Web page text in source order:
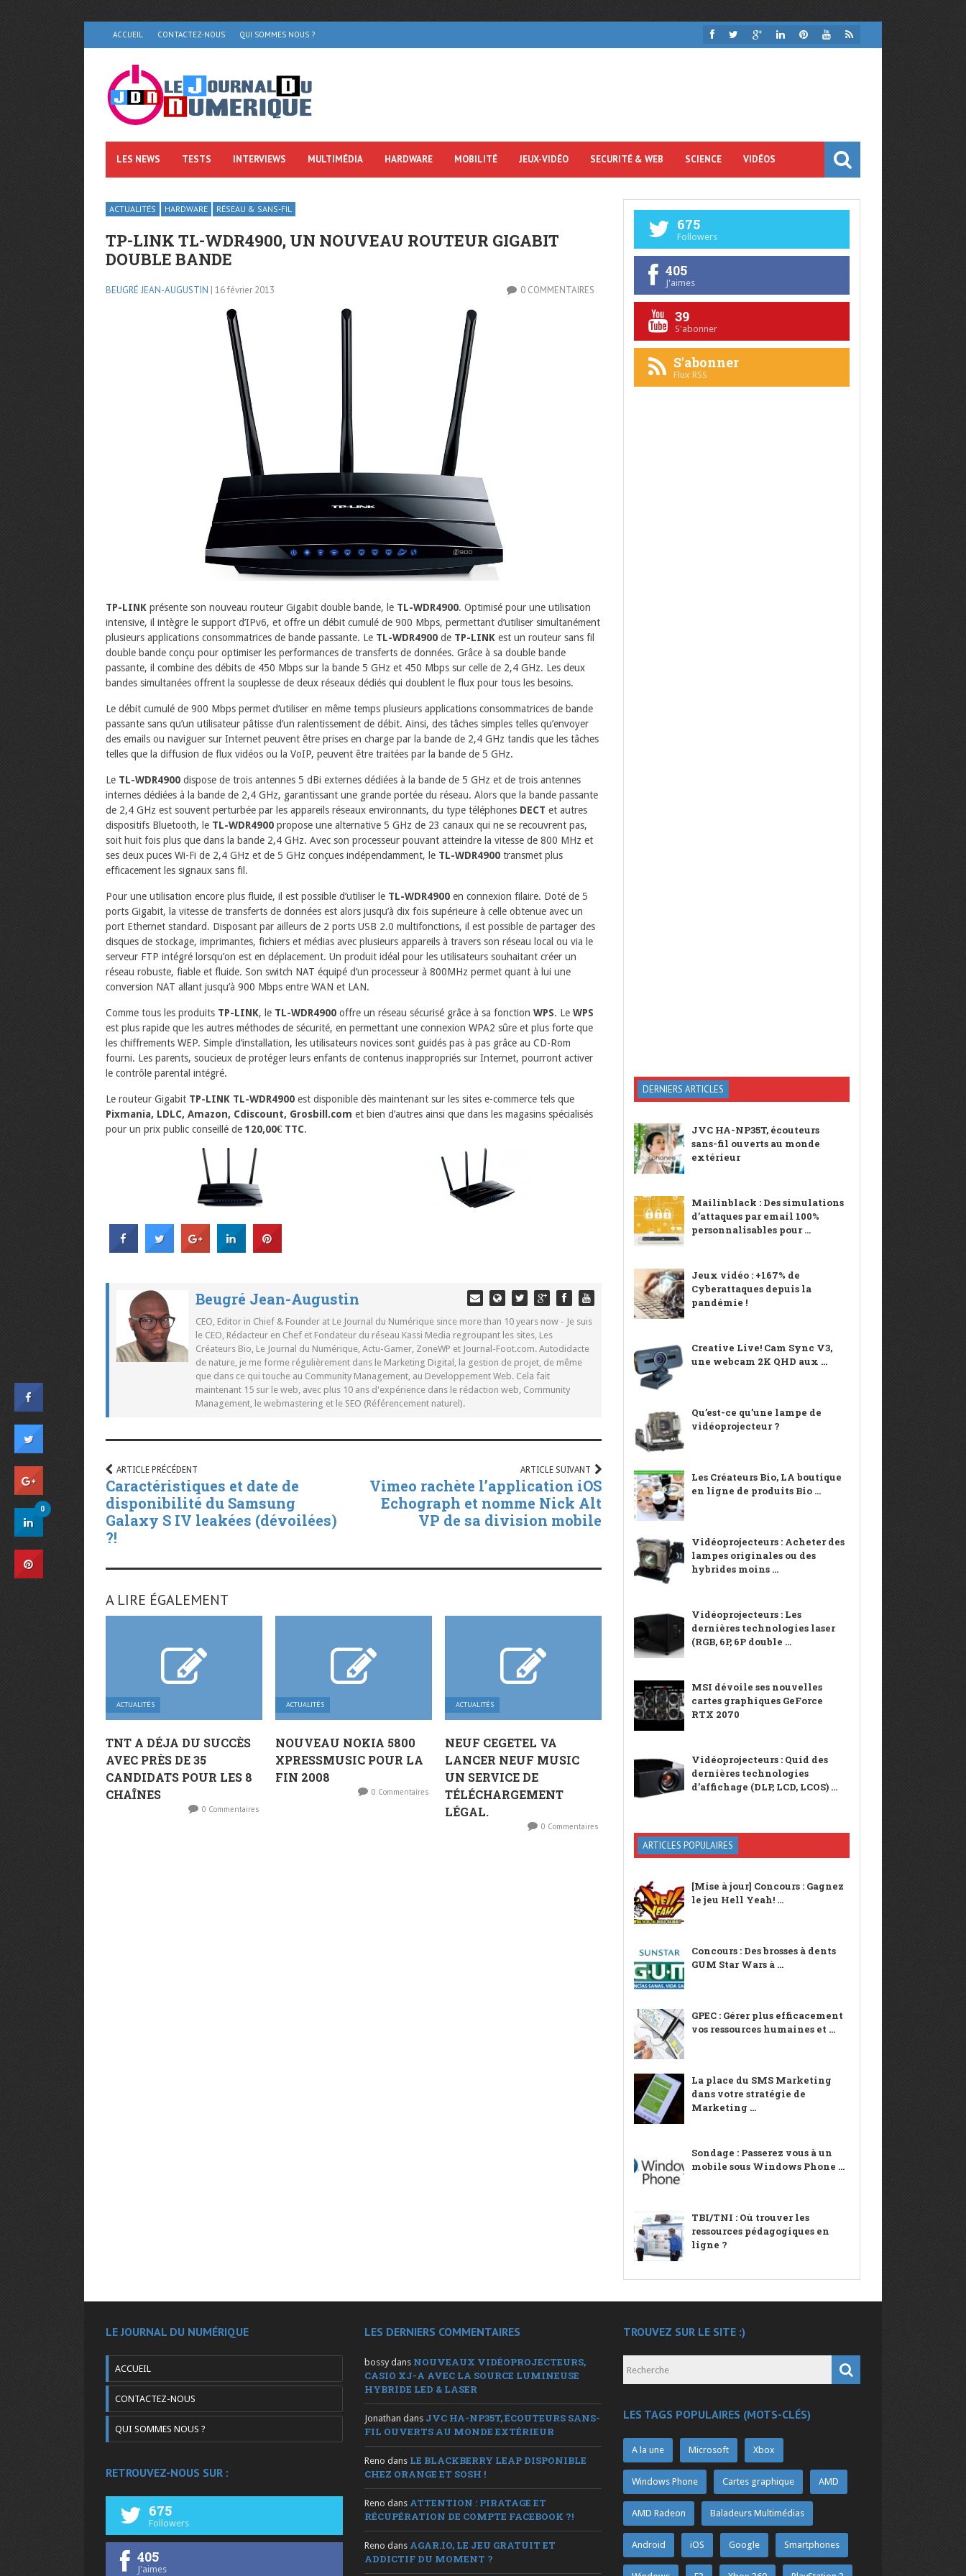
ACCUEIL CONTACTEZ-NOUS QUI SOMMES NOUS ?
LES NEWS TESTS INTERVIEWS MULTIMÉDIA HARDWARE MOBILITÉ JEUX-VIDÉO SECURITÉ & WEB SCIENCE VIDÉOS
ACTUALITÉS HARDWARE RÉSEAU & SANS-FIL
TP-LINK TL-WDR4900, UN NOUVEAU ROUTEUR GIGABIT
DOUBLE BANDE
BEUGRÉ JEAN-AUGUSTIN | 16 février 2013 0 COMMENTAIRES
TP-LINK présente son nouveau routeur Gigabit double bande, le TL-WDR4900. Optimisé pour une utilisation
intensive, il intègre le support d’IPv6, et offre un débit cumulé de 900 Mbps, permettant d’utiliser simultanément
plusieurs applications consommatrices de bande passante. Le TL-WDR4900 de TP-LINK est un routeur sans fil
double bande conçu pour optimiser les performances de transferts de données. Grâce à sa double bande
passante, il combine des débits de 450 Mbps sur la bande 5 GHz et 450 Mbps sur celle de 2,4 GHz. Les deux
bandes simultanées offrent la souplesse de deux réseaux dédiés qui doublent le flux pour tous les besoins.
Le débit cumulé de 900 Mbps permet d’utiliser en même temps plusieurs applications consommatrices de bande
passante sans qu’un utilisateur pâtisse d’un ralentissement de débit. Ainsi, des tâches simples telles qu’envoyer
des emails ou naviguer sur Internet peuvent être prises en charge par la bande de 2,4 GHz tandis que les tâches
telles que la diffusion de flux vidéos ou la VoIP, peuvent être traitées par la bande de 5 GHz.
Le TL-WDR4900 dispose de trois antennes 5 dBi externes dédiées à la bande de 5 GHz et de trois antennes
internes dédiées à la bande de 2,4 GHz, garantissant une grande portée du réseau. Alors que la bande passante
de 2,4 GHz est souvent perturbée par les appareils réseaux environnants, du type téléphones DECT et autres
dispositifs Bluetooth, le TL-WDR4900 propose une alternative 5 GHz de 23 canaux qui ne se recouvrent pas,
soit huit fois plus que dans la bande 2,4 GHz. Avec son processeur pouvant atteindre la vitesse de 800 MHz et
ses deux puces Wi-Fi de 2,4 GHz et de 5 GHz conçues indépendamment, le TL-WDR4900 transmet plus
efficacement les signaux sans fil.
Pour une utilisation encore plus fluide, il est possible d’utiliser le TL-WDR4900 en connexion filaire. Doté de 5
ports Gigabit, la vitesse de transferts de données est alors jusqu’à dix fois supérieure à celle obtenue avec un
port Ethernet standard. Disposant par ailleurs de 2 ports USB 2.0 multifonctions, il est possible de partager des
disques de stockage, imprimantes, fichiers et médias avec plusieurs appareils à travers son réseau local ou via le
serveur FTP intégré lorsqu’on est en déplacement. Un produit idéal pour les utilisateurs souhaitant créer un
réseau robuste, fiable et fluide. Son switch NAT équipé d’un processeur à 800MHz permet quant à lui une
conversion NAT allant jusqu’à 900 Mbps entre WAN et LAN.
Comme tous les produits TP-LINK, le TL-WDR4900 offre un réseau sécurisé grâce à sa fonction WPS. Le WPS
est plus rapide que les autres méthodes de sécurité, en permettant une connexion WPA2 sûre et plus forte que
les chiffrements WEP. Simple d’installation, les utilisateurs novices sont guidés pas à pas grâce au CD-Rom
fourni. Les parents, soucieux de protéger leurs enfants de contenus inappropriés sur Internet, pourront activer
le contrôle parental intégré.
Le routeur Gigabit TP-LINK TL-WDR4900 est disponible dès maintenant sur les sites e-commerce tels que
Pixmania, LDLC, Amazon, Cdiscount, Grosbill.com et bien d’autres ainsi que dans les magasins spécialisés
pour un prix public conseillé de 120,00€ TTC.
Beugré Jean-Augustin
CEO, Editor in Chief & Founder at Le Journal du Numérique since more than 10 years now - Je suis
le CEO, Rédacteur en Chef et Fondateur du réseau Kassi Media regroupant les sites, Les
Créateurs Bio, Le Journal du Numérique, Actu-Gamer, ZoneWP et Journal-Foot.com. Autodidacte
de nature, je me forme régulièrement dans le Marketing Digital, la gestion de projet, de même
que dans ce qui touche au Community Management, au Developpement Web. Cela fait
maintenant 15 sur le web, avec plus 10 ans d'expérience dans le rédaction web, Community
Management, le webmastering et le SEO (Référencement naturel).
ARTICLE PRÉCÉDENT
Caractéristiques et date de
disponibilité du Samsung
Galaxy S IV leakées (dévoilées)
?!
ARTICLE SUIVANT
Vimeo rachète l’application iOS
Echograph et nomme Nick Alt
VP de sa division mobile
A LIRE ÉGALEMENT
ACTUALITÉS
TNT A DÉJA DU SUCCÈS
AVEC PRÈS DE 35
CANDIDATS POUR LES 8
CHAÎNES
0 Commentaires
ACTUALITÉS
NOUVEAU NOKIA 5800
XPRESSMUSIC POUR LA
FIN 2008
0 Commentaires
ACTUALITÉS
NEUF CEGETEL VA
LANCER NEUF MUSIC
UN SERVICE DE
TÉLÉCHARGEMENT
LÉGAL.
0 Commentaires
675
Followers
405
J'aimes
39
S'abonner
S'abonner
Flux RSS
DERNIERS ARTICLES
JVC HA-NP35T, écouteurs
sans-fil ouverts au monde
extérieur
Mailinblack : Des simulations
d’attaques par email 100%
personnalisables pour ...
Jeux vidéo : +167% de
Cyberattaques depuis la
pandémie !
Creative Live! Cam Sync V3,
une webcam 2K QHD aux ...
Qu’est-ce qu’une lampe de
vidéoprojecteur ?
Les Créateurs Bio, LA boutique
en ligne de produits Bio ...
Vidéoprojecteurs : Acheter des
lampes originales ou des
hybrides moins ...
Vidéoprojecteurs : Les
dernières technologies laser
(RGB, 6P, 6P double ...
MSI dévoile ses nouvelles
cartes graphiques GeForce
RTX 2070
Vidéoprojecteurs : Quid des
dernières technologies
d’affichage (DLP, LCD, LCOS) ...
ARTICLES POPULAIRES
[Mise à jour] Concours : Gagnez
le jeu Hell Yeah! ...
Concours : Des brosses à dents
GUM Star Wars à ...
GPEC : Gérer plus efficacement
vos ressources humaines et ...
La place du SMS Marketing
dans votre stratégie de
Marketing ...
Sondage : Passerez vous à un
mobile sous Windows Phone ...
TBI/TNI : Où trouver les
ressources pédagogiques en
ligne ?
LE JOURNAL DU NUMÉRIQUE
ACCUEIL
CONTACTEZ-NOUS
QUI SOMMES NOUS ?
RETROUVEZ-NOUS SUR :
675
Followers
405
J'aimes
LES DERNIERS COMMENTAIRES
bossy dans NOUVEAUX VIDÉOPROJECTEURS,
CASIO XJ-A AVEC LA SOURCE LUMINEUSE
HYBRIDE LED & LASER
Jonathan dans JVC HA-NP35T, ÉCOUTEURS SANS-
FIL OUVERTS AU MONDE EXTÉRIEUR
Reno dans LE BLACKBERRY LEAP DISPONIBLE
CHEZ ORANGE ET SOSH !
Reno dans ATTENTION : PIRATAGE ET
RÉCUPÉRATION DE COMPTE FACEBOOK ?!
Reno dans AGAR.IO, LE JEU GRATUIT ET
ADDICTIF DU MOMENT ?
TROUVEZ SUR LE SITE :)
LES TAGS POPULAIRES (MOTS-CLÉS)
A la une Microsoft Xbox
Windows Phone Cartes graphique AMD
AMD Radeon Baladeurs Multimédias
Android iOS Google Smartphones
0